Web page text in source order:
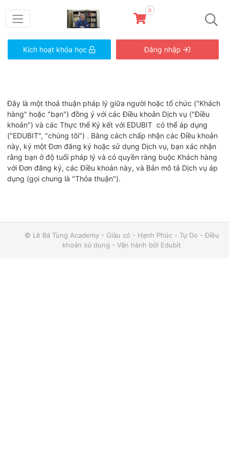
0
Kích hoạt khóa học Đăng nhập
Đây là một thoả thuận pháp lý giữa người hoặc tổ chức ("Khách
hàng" hoặc "bạn") đồng ý với các Điều khoản Dịch vụ ("Điều
khoản") và các Thực thể Ký kết với EDUBIT có thể áp dụng
("EDUBIT", "chúng tôi") . Bằng cách chấp nhận các Điều khoản
này, ký một Đơn đăng ký hoặc sử dụng Dịch vụ, bạn xác nhận
rằng bạn ở độ tuổi pháp lý và có quyền ràng buộc Khách hàng
với Đơn đăng ký, các Điều khoản này, và Bản mô tả Dịch vụ áp
dụng (gọi chung là "Thỏa thuận").
© Lê Bá Tùng Academy - Giàu có - Hạnh Phúc - Tự Do - Điều
khoản sử dụng - Vận hành bởi Edubit